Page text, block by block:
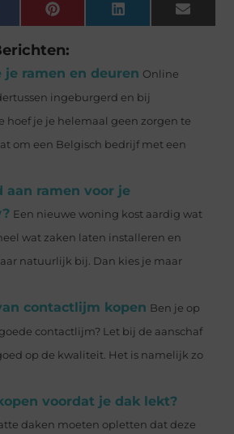
Pinterest LinkedIn Email
je ramen en deuren Online
ingeburgerd en bij
hoef je je helemaal geen zorgen te
om een Belgisch bedrijf met een
aan ramen voor je
Een nieuwe woning kost aardig wat
wat zaken laten installeren en
natuurlijk bij. Dan kies je maar
contactlijm kopen Ben je op
contactlijm? Let bij de aanschaf
op de kwaliteit. Het is namelijk zo
voordat je dak lekt?
daken moeten opletten dat deze